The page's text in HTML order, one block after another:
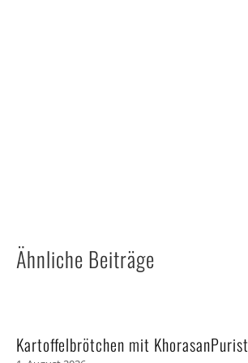
Ähnliche Beiträge
Kartoffelbrötchen mit KhorasanPurist